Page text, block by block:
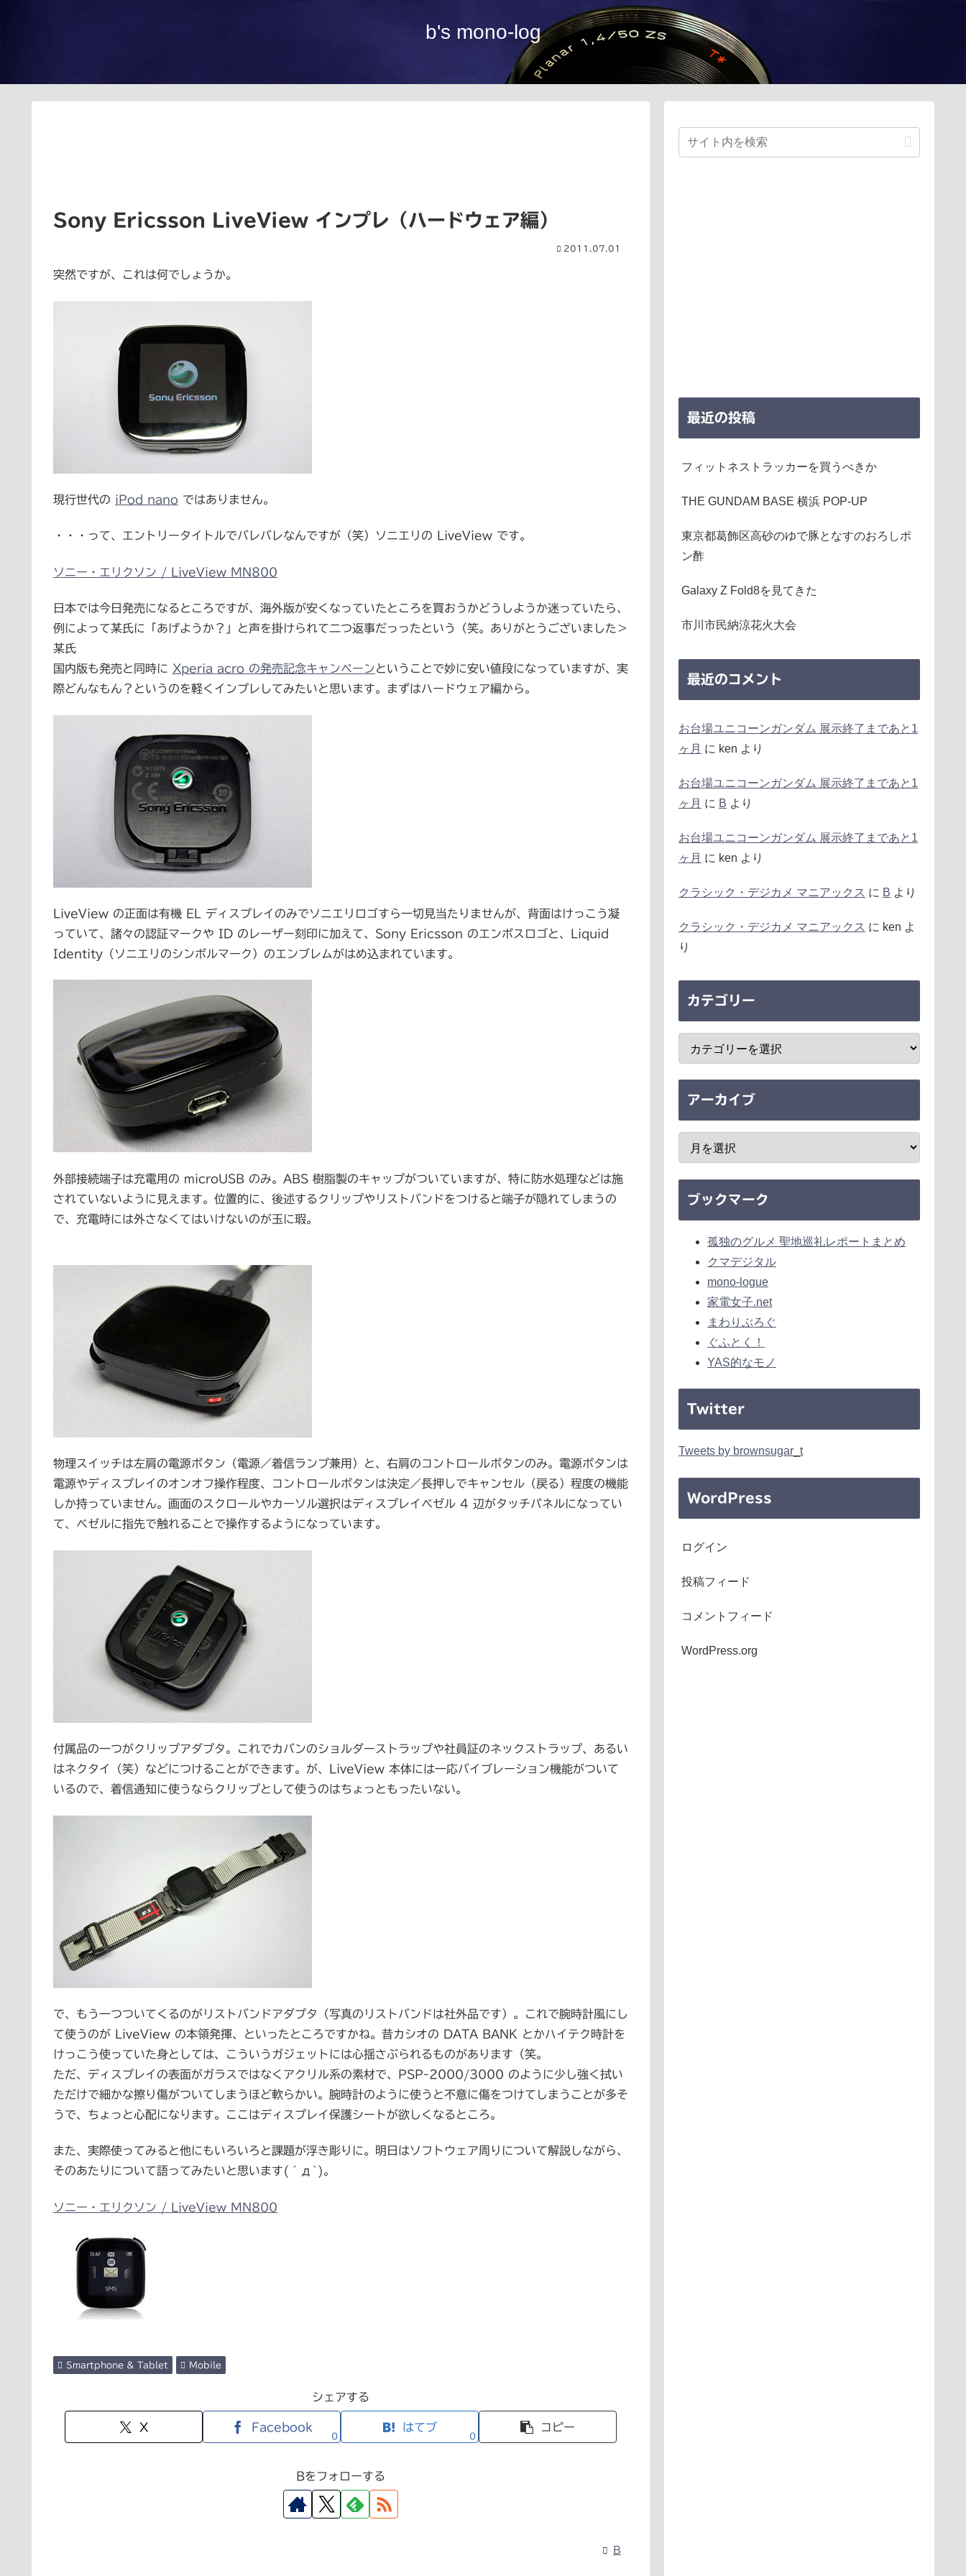
b's mono-log
Sony Ericsson LiveView インプレ（ハードウェア編）
2011.07.01
突然ですが、これは何でしょうか。
現行世代の iPod nano ではありません。
・・・って、エントリータイトルでバレバレなんですが（笑）ソニエリの LiveView です。
ソニー・エリクソン / LiveView MN800
日本では今日発売になるところですが、海外版が安くなっていたところを買おうかどうしようか迷っていたら、
例によって某氏に「あげようか？」と声を掛けられて二つ返事だっったという（笑。ありがとうございました＞
某氏
国内版も発売と同時に Xperia acro の発売記念キャンペーンということで妙に安い値段になっていますが、実
際どんなもん？というのを軽くインプレしてみたいと思います。まずはハードウェア編から。
LiveView の正面は有機 EL ディスプレイのみでソニエリロゴすら一切見当たりませんが、背面はけっこう凝
っていて、諸々の認証マークや ID のレーザー刻印に加えて、Sony Ericsson のエンボスロゴと、Liquid
Identity（ソニエリのシンボルマーク）のエンブレムがはめ込まれています。
外部接続端子は充電用の microUSB のみ。ABS 樹脂製のキャップがついていますが、特に防水処理などは施
されていないように見えます。位置的に、後述するクリップやリストバンドをつけると端子が隠れてしまうの
で、充電時には外さなくてはいけないのが玉に瑕。
物理スイッチは左肩の電源ボタン（電源／着信ランプ兼用）と、右肩のコントロールボタンのみ。電源ボタンは
電源やディスプレイのオンオフ操作程度、コントロールボタンは決定／長押しでキャンセル（戻る）程度の機能
しか持っていません。画面のスクロールやカーソル選択はディスプレイベゼル 4 辺がタッチパネルになってい
て、ベゼルに指先で触れることで操作するようになっています。
付属品の一つがクリップアダプタ。これでカバンのショルダーストラップや社員証のネックストラップ、あるい
はネクタイ（笑）などにつけることができます。が、LiveView 本体には一応バイブレーション機能がついて
いるので、着信通知に使うならクリップとして使うのはちょっともったいない。
で、もう一つついてくるのがリストバンドアダプタ（写真のリストバンドは社外品です）。これで腕時計風にし
て使うのが LiveView の本領発揮、といったところですかね。昔カシオの DATA BANK とかハイテク時計を
けっこう使っていた身としては、こういうガジェットには心揺さぶられるものがあります（笑。
ただ、ディスプレイの表面がガラスではなくアクリル系の素材で、PSP-2000/3000 のように少し強く拭い
ただけで細かな擦り傷がついてしまうほど軟らかい。腕時計のように使うと不意に傷をつけてしまうことが多そ
うで、ちょっと心配になります。ここはディスプレイ保護シートが欲しくなるところ。
また、実際使ってみると他にもいろいろと課題が浮き彫りに。明日はソフトウェア周りについて解説しながら、
そのあたりについて語ってみたいと思います(´д`)。
ソニー・エリクソン / LiveView MN800
Smartphone & Tablet Mobile
シェアする
X Facebook
0
はてブ
0
コピー
Bをフォローする
B
最近の投稿
フィットネストラッカーを買うべきか
THE GUNDAM BASE 横浜 POP-UP
東京都葛飾区高砂のゆで豚となすのおろしポ
ン酢
Galaxy Z Fold8を見てきた
市川市民納涼花火大会
最近のコメント
お台場ユニコーンガンダム 展示終了まであと1
ヶ月 に ken より
お台場ユニコーンガンダム 展示終了まであと1
ヶ月 に B より
お台場ユニコーンガンダム 展示終了まであと1
ヶ月 に ken より
クラシック・デジカメ マニアックス に B より
クラシック・デジカメ マニアックス に ken よ
り
カテゴリー
アーカイブ
ブックマーク
孤独のグルメ 聖地巡礼レポートまとめ
クマデジタル
mono-logue
家電女子.net
まわりぶろぐ
ぐふとく！
YAS的なモノ
Twitter
Tweets by brownsugar_t
WordPress
ログイン
投稿フィード
コメントフィード
WordPress.org